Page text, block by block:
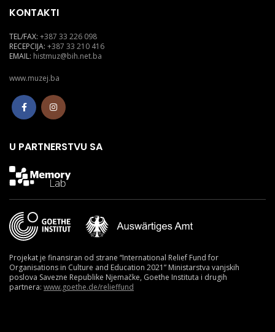
KONTAKTI
TEL/FAX: +387 33 226 098
RECEPCIJA: +387 33 210 416
EMAIL: histmuz@bih.net.ba
www.muzej.ba
U PARTNERSTVU SA
Projekat je finansiran od strane “International Relief Fund for
Organisations in Culture and Education 2021” Ministarstva vanjskih
poslova Savezne Republike Njemačke, Goethe Instituta i drugih
partnera: www.goethe.de/relieffund